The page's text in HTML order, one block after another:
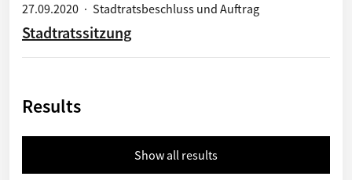
27.09.2020 · Stadtratsbeschluss und Auftrag
Stadtratssitzung
Results
Show all results